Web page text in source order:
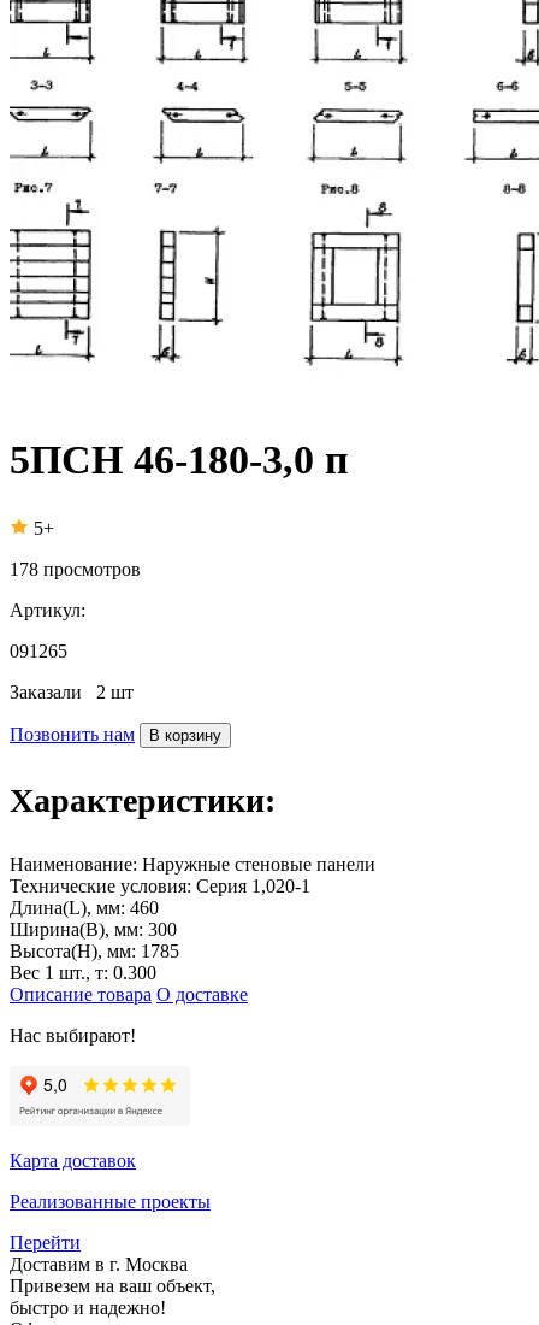
5ПСН 46-180-3,0 п
5+
178 просмотров
Артикул:
091265
Заказали 2 шт
Позвонить нам В корзину
Характеристики:
Наименование: Наружные стеновые панели
Технические условия: Серия 1,020-1
Длина(L), мм: 460
Ширина(B), мм: 300
Высота(H), мм: 1785
Вес 1 шт., т: 0.300
Описание товара О доставке
Нас выбирают!
Карта доставок
Реализованные проекты
Перейти
Доставим в г. Москва
Привезем на ваш объект,
быстро и надежно!